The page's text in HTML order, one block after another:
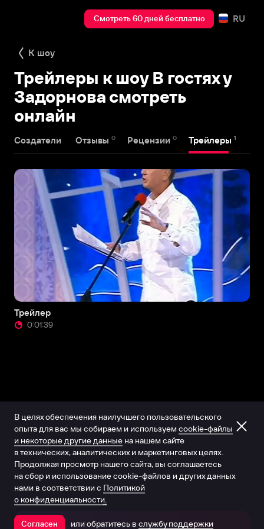
Смотреть 60 дней бесплатно RU
К шоу
Трейлеры к шоу В гостях у
Задорнова смотреть
онлайн
Создатели Отзывы 0 Рецензии 0 Трейлеры 1
Трейлер
0:01:39
Открыть в приложении
В целях обеспечения наилучшего пользовательского
опыта для вас мы собираем и используем cookie-файлы
и некоторые другие данные на нашем сайте
в технических, аналитических и маркетинговых целях.
Продолжая просмотр нашего сайта, вы соглашаетесь
на сбор и использование cookie-файлов и других данных
нами в соответствии с Политикой
о конфиденциальности.
Согласен или обратитесь в службу поддержки